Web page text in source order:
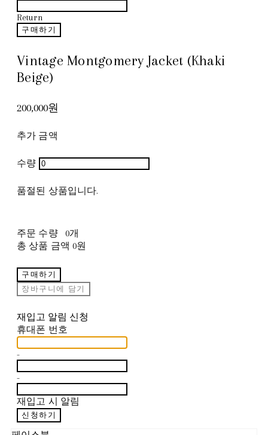
Return
구매하기
Vintage Montgomery Jacket (Khaki
Beige)
200,000원
추가 금액
수량
품절된 상품입니다.
주문 수량
0개
총 상품 금액 0원
구매하기
장바구니에 담기
재입고 알림 신청
휴대폰 번호
-
-
재입고 시 알림
신청하기